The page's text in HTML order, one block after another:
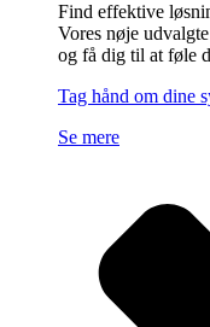
Find effektive
Vores nøje
og få dig til at føle
Tag hånd om dine
Se mere